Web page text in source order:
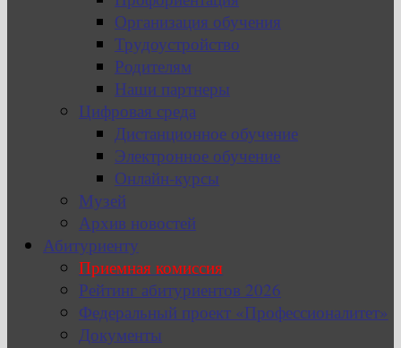
Организация обучения
Трудоустройство
Родителям
Наши партнеры
Цифровая среда
Дистанционное обучение
Электронное обучение
Онлайн-курсы
Музей
Архив новостей
Абитуриенту
Приемная комиссия
Рейтинг абитуриентов 2026
Федеральный проект «Профессионалитет»
Документы